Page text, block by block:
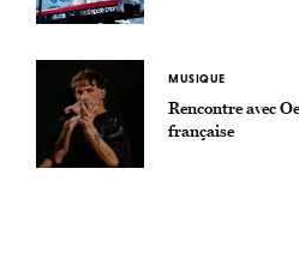
MUSIQUE
Rencontre avec
française